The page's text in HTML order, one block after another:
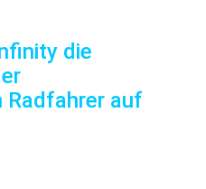
die
auf